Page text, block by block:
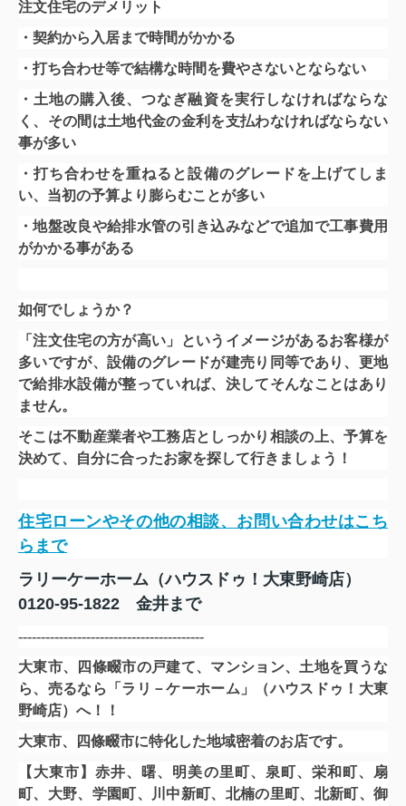
注文住宅のデメリット
・契約から入居まで時間がかかる
・打ち合わせ等で結構な時間を費やさないとならない
・土地の購入後、つなぎ融資を実行しなければならな
く、その間は土地代金の金利を支払わなければならない
事が多い
・打ち合わせを重ねると設備のグレードを上げてしま
い、当初の予算より膨らむことが多い
・地盤改良や給排水管の引き込みなどで追加で工事費用
がかかる事がある
如何でしょうか？
「注文住宅の方が高い」というイメージがあるお客様が
多いですが、設備のグレードが建売り同等であり、更地
で給排水設備が整っていれば、決してそんなことはあり
ません。
そこは不動産業者や工務店としっかり相談の上、予算を
決めて、自分に合ったお家を探して行きましょう！
住宅ローンやその他の相談、お問い合わせはこち
らまで
ラリーケーホーム（ハウスドゥ！大東野崎店）
0120-95-1822 金井まで
-----------------------------------------
大東市、四條畷市の戸建て、マンション、土地を買うな
ら、 売るなら「ラリ－ケーホーム」（ハウスドゥ！大東
野崎店）へ！！
大東市、四條畷市に特化した地域密着のお店です。
【大東市】赤井、曙、明美の里町、泉町、栄和町、扇
町、大野、学園町、川中新町、北楠の里町、北新町、御